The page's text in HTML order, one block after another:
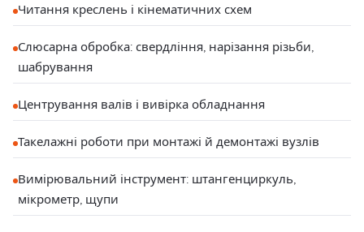
Читання креслень і кінематичних схем
Слюсарна обробка: свердління, нарізання різьби,
шабрування
Центрування валів і вивірка обладнання
Такелажні роботи при монтажі й демонтажі вузлів
Вимірювальний інструмент: штангенциркуль,
мікрометр, щупи